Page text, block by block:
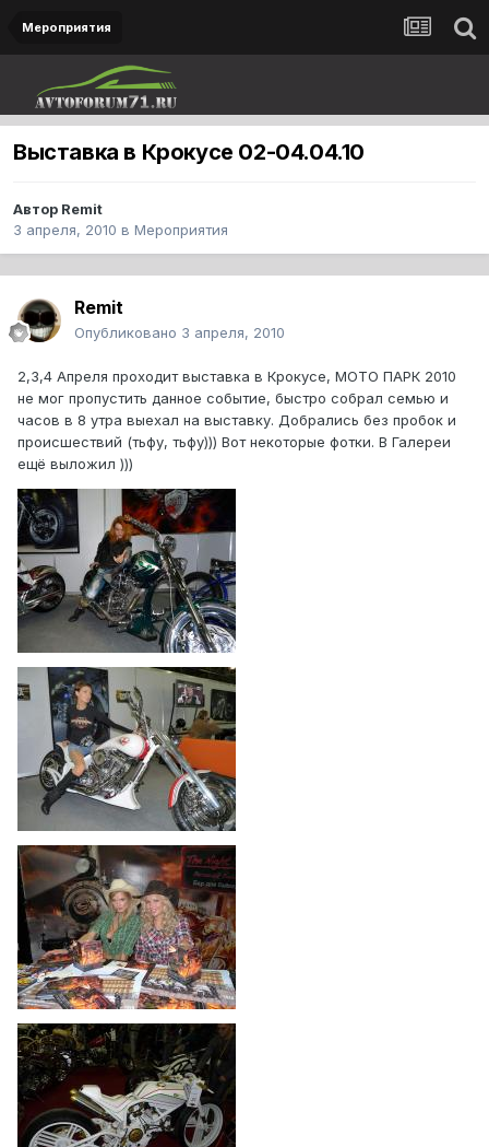
Мероприятия
Выставка в Крокусе 02-04.04.10
Автор Remit
3 апреля, 2010 в Мероприятия
Remit
Опубликовано 3 апреля, 2010
2,3,4 Апреля проходит выставка в Крокусе, MOTO ПАРК 2010
не мог пропустить данное событие, быстро собрал семью и
часов в 8 утра выехал на выставку. Добрались без пробок и
происшествий (тьфу, тьфу))) Вот некоторые фотки. В Галереи
ещё выложил )))